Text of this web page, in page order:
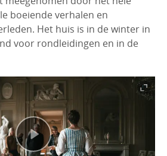
boeiende verhalen en
Het huis is in de winter in
voor rondleidingen en in de